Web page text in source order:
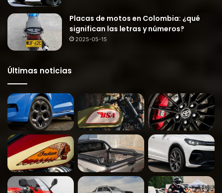
Placas de motos en Colombia: ¿qué
significan las letras y números?
2025-05-15
Últimas noticias